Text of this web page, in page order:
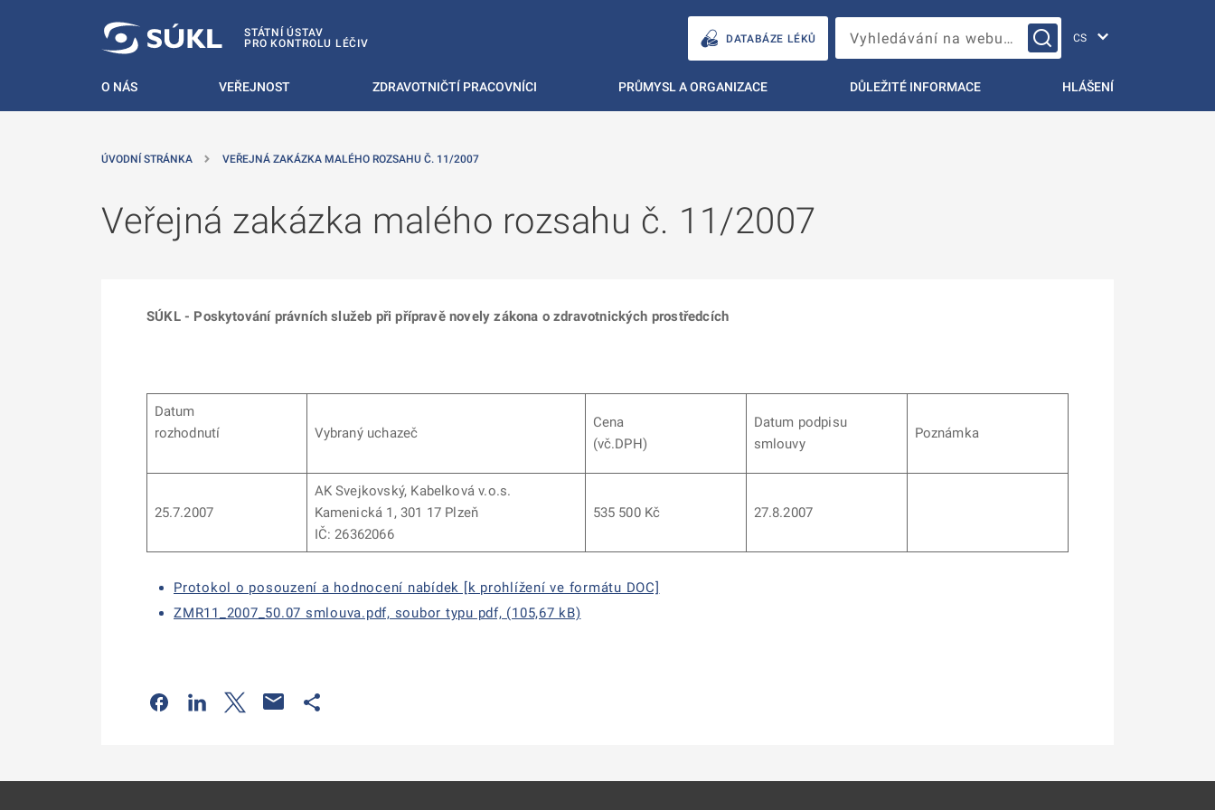
STÁTNÍ ÚSTAV
PRO KONTROLU LÉČIV
DATABÁZE LÉKŮ Vyhledávání na webu…
O NÁS VEŘEJNOST ZDRAVOTNIČTÍ PRACOVNÍCI PRŮMYSL A ORGANIZACE DŮLEŽITÉ INFORMACE HLÁŠENÍ
ÚVODNÍ STRÁNKA VEŘEJNÁ ZAKÁZKA MALÉHO ROZSAHU Č. 11/2007
Veřejná zakázka malého rozsahu č. 11/2007
SÚKL - Poskytování právních služeb při přípravě novely zákona o zdravotnických prostředcích
Datum
rozhodnutí
Vybraný uchazeč
Cena
(vč.DPH)
Datum podpisu
smlouvy
Poznámka
25.7.2007
AK Svejkovský, Kabelková v.o.s.
Kamenická 1, 301 17 Plzeň
IČ: 26362066
535 500 Kč 27.8.2007
Protokol o posouzení a hodnocení nabídek [k prohlížení ve formátu DOC]
ZMR11_2007_50.07 smlouva.pdf, soubor typu pdf, (105,67 kB)
Odkaz se otevře na nové kartě
Odkaz se otevře na nové kartě
Odkaz se otevře na nové kartě